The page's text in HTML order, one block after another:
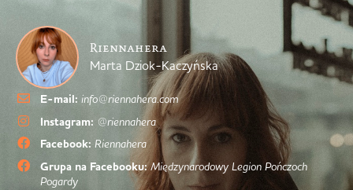
Riennahera
Marta Dziok-Kaczyńska
E-mail: info@riennahera.com
Instagram: @riennahera
Facebook: Riennahera
Grupa na Facebooku: Międzynarodowy Legion Pończoch
Pogardy